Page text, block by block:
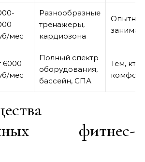
мес
Разнообразные
тренажеры,
кардиозона
6000
мес
Полный спектр
оборудования,
бассейн, СПА
Тем, кто
комфорт
фитнес-